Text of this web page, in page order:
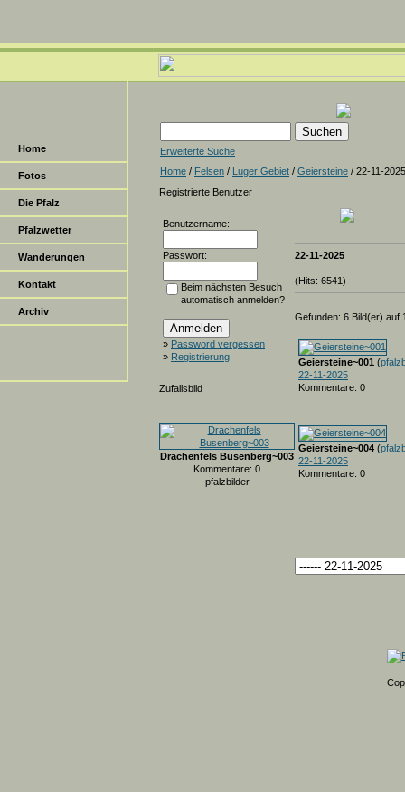
Home
Fotos
Die Pfalz
Pfalzwetter
Wanderungen
Kontakt
Archiv
Erweiterte Suche
Home / Felsen / Luger Gebiet / Geiersteine / 22-11-2025
Registrierte Benutzer
Benutzername:
Passwort:
Beim nächsten Besuch
automatisch anmelden?
» Password vergessen
» Registrierung
Zufallsbild
Drachenfels Busenberg~003
Kommentare: 0
pfalzbilder
22-11-2025
(Hits: 6541)
Gefunden: 6 Bild(er) auf
Geiersteine~001 (
22-11-2025
Kommentare: 0
Geiersteine~004 (
22-11-2025
Kommentare: 0